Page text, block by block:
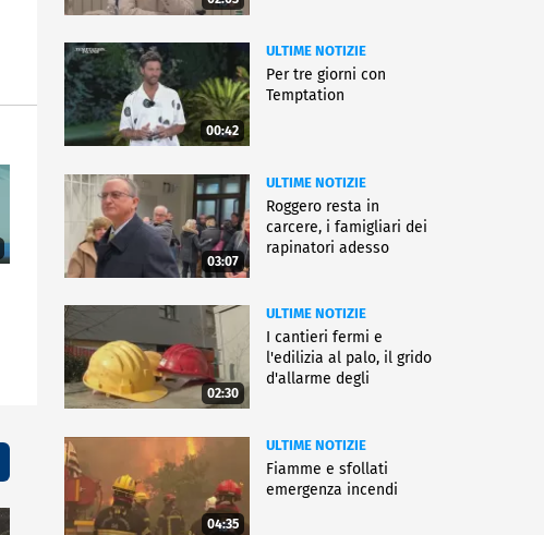
00:42
ULTIME NOTIZIE
Per tre giorni con
Temptation
03:07
ULTIME NOTIZIE
Roggero resta in
carcere, i famigliari dei
rapinatori adesso
02:30
ULTIME NOTIZIE
I cantieri fermi e
l'edilizia al palo, il grido
d'allarme degli
04:35
ULTIME NOTIZIE
Fiamme e sfollati
emergenza incendi